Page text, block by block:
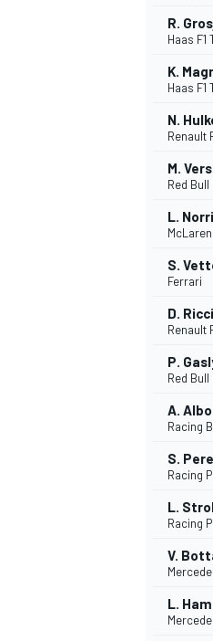
R.
Haas F1
K.
Haas F1
N.
Renault
M.
Red Bull
L.
McLaren
S.
Ferrari
D.
Renault
P.
Red Bull
A.
Racing
S.
Racing
L.
Racing
V.
L.